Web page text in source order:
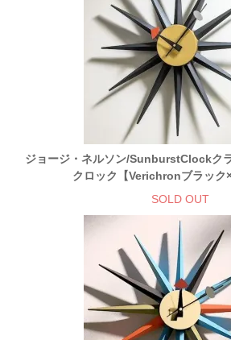
ジョージ・ネルソン/SunburstClockク
クロック【Verichronブラック×
SOLD OUT